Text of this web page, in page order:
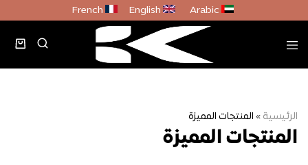
Arabic
English
French
الرئيسية » المنتجات المميزة
المنتجات المميزة